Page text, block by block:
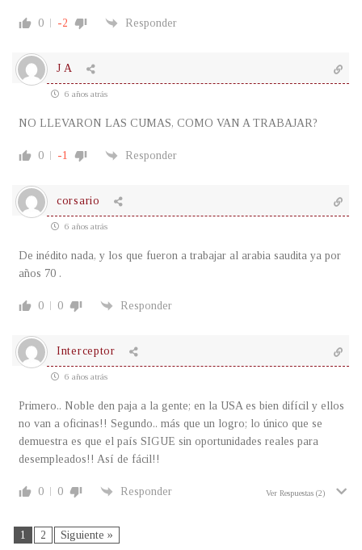
0 -2 Responder
J A
6 años atrás
NO LLEVARON LAS CUMAS, COMO VAN A TRABAJAR?
0 -1 Responder
corsario
6 años atrás
De inédito nada, y los que fueron a trabajar al arabia saudita ya por
años 70 .
0 0 Responder
Interceptor
6 años atrás
Primero.. Noble den paja a la gente; en la USA es bien difícil y ellos
no van a oficinas!! Segundo.. más que un logro; lo único que se
demuestra es que el país SIGUE sin oportunidades reales para
desempleados!! Así de fácil!!
0 0 Responder Ver Respuestas (2)
1 2 Siguiente »